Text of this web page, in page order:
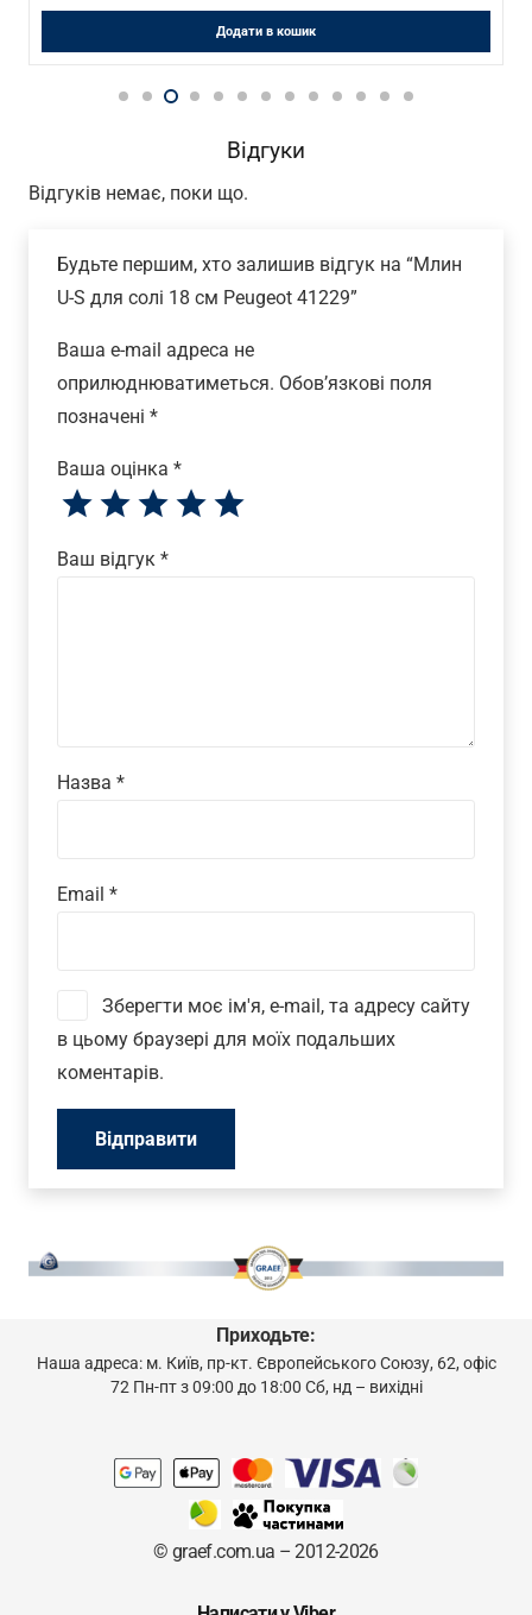
Додати в кошик
Відгуки
Відгуків немає, поки що.
Будьте першим, хто залишив відгук на “Млин
U-S для солі 18 см Peugeot 41229”
Ваша e-mail адреса не
оприлюднюватиметься. Обов’язкові поля
позначені *
Ваша оцінка *
Ваш відгук *
Назва *
Email *
Зберегти моє ім'я, e-mail, та адресу сайту
в цьому браузері для моїх подальших
коментарів.
Приходьте:
Наша адреса: м. Київ, пр-кт. Європейського Союзу, 62, офіс
72 Пн-пт з 09:00 до 18:00 Сб, нд – вихідні
© graef.com.ua – 2012-2026